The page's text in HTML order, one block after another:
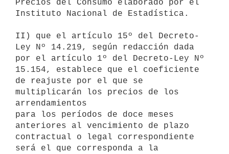
Precios del Consumo elaborado por el
Instituto Nacional de Estadística.
II) que el artículo 15º del Decreto-
Ley Nº 14.219, según redacción dada
por el artículo 1º del Decreto-Ley Nº
15.154, establece que el coeficiente
de reajuste por el que se
multiplicarán los precios de los
arrendamientos
para los períodos de doce meses
anteriores al vencimiento de plazo
contractual o legal correspondiente
será el que corresponda a la